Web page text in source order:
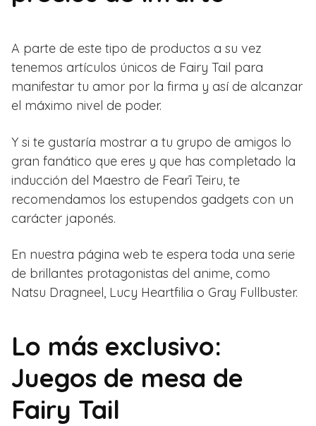
A parte de este tipo de productos a su vez
tenemos artículos únicos de Fairy Tail para
manifestar tu amor por la firma y así de alcanzar
el máximo nivel de poder.
Y si te gustaría mostrar a tu grupo de amigos lo
gran fanático que eres y que has completado la
inducción del Maestro de Fearī Teiru, te
recomendamos los estupendos gadgets con un
carácter japonés.
En nuestra página web te espera toda una serie
de brillantes protagonistas del anime, como
Natsu Dragneel, Lucy Heartfilia o Gray Fullbuster.
Lo más exclusivo:
Juegos de mesa de
Fairy Tail